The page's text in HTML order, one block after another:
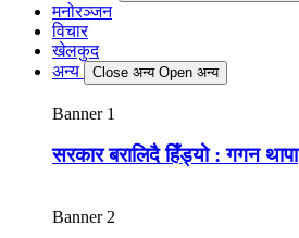
मनोरञ्जन
विचार
खेलकुद
अन्य
Close अन्य Open अन्य
Banner 1
सरकार बरालिदै हिँड्यो : गगन थापा
Banner 2